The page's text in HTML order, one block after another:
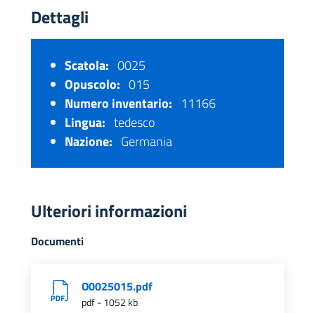
Dettagli
Scatola: 0025
Opuscolo: 015
Numero inventario: 11166
Lingua: tedesco
Nazione: Germania
Ulteriori informazioni
Documenti
O0025015.pdf
pdf - 1052 kb